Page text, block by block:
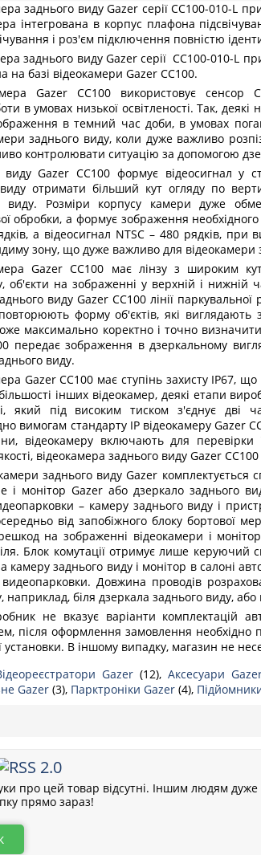
заднього виду Gazer серії CC100-010-L
інтегрована в корпус плафона
і роз'єм підключення повністю
заднього виду Gazer серії CC100-010-L
на базі відеокамери Gazer CC100.
Gazer СС100 використовує
в умовах низької освітленості. Так,
в темний час доби, в умовах
заднього виду, коли дуже важливо
контролювати ситуацію за допомогою
виду Gazer CC100 формує відеосигнал у
виду отримати більший кут огляду по
виду. Розміри корпусу камери дуже
обробки, а формує зображення
а відеосигнал NTSC – 480 рядків,
зону, що дуже важливо для відеокамери
Gazer CC100 має лінзу з широким
об'єкти на зображенні у верхній і нижній
виду Gazer CC100 лінії
форму об'єктів, які виглядають
максимально коректно і точно
передає зображення в дзеркальному
виду.
Gazer CC100 має ступінь захисту IP67,
інших відеокамер, деякі етапи
який під високим тиском з'єднує дві
вимогам стандарту IP відеокамеру Gazer
відеокамеру включають для
відеокамера заднього виду Gazer
заднього виду Gazer
і монітор Gazer або дзеркало
– камеру заднього виду і
від запобіжного блоку бортової
на зображенні відеокамери і
Блок комутації отримує лише керуючий
заднього виду і монітор в салоні
Довжина проводів
наприклад, біля дзеркала заднього виду,
не вказує варіанти комплектацій
після оформлення замовлення
В іншому випадку, магазин не
Gazer(12),Аксесуари
Gazer (3), Парктроніки Gazer (4),
про цей товар відсутні. Іншим людям
прямо зараз!